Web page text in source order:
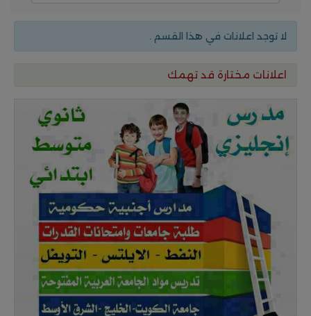
لا توجد اعلانات في هذا القسم .
اعلانات مختارة قد تهمك